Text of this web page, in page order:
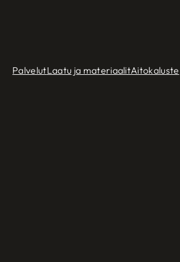
PalvelutLaatu ja materiaalitAitokaluste